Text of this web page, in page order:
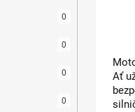
0
0
0
0
Ať